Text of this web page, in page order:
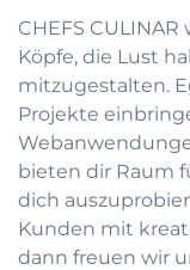
CHEFS
Köpfe, die Lust
mitzugestalten.
Projekte
bieten dir Raum
dich
Kunden mit
dann freuen wir